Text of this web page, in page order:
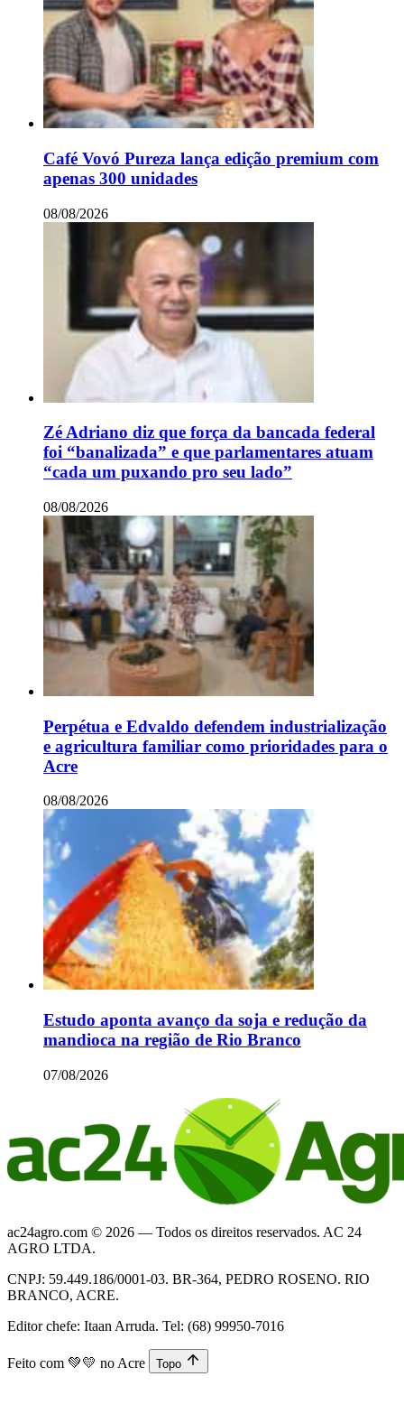
Café Vovó Pureza lança edição premium com
apenas 300 unidades
08/08/2026
Zé Adriano diz que força da bancada federal
foi “banalizada” e que parlamentares atuam
“cada um puxando pro seu lado”
08/08/2026
Perpétua e Edvaldo defendem industrialização
e agricultura familiar como prioridades para o
Acre
08/08/2026
Estudo aponta avanço da soja e redução da
mandioca na região de Rio Branco
07/08/2026
ac24agro.com © 2026 — Todos os direitos reservados. AC 24
AGRO LTDA.
CNPJ: 59.449.186/0001-03. BR-364, PEDRO ROSENO. RIO
BRANCO, ACRE.
Editor chefe: Itaan Arruda. Tel: (68) 99950-7016
Feito com 💚💛 no Acre Topo